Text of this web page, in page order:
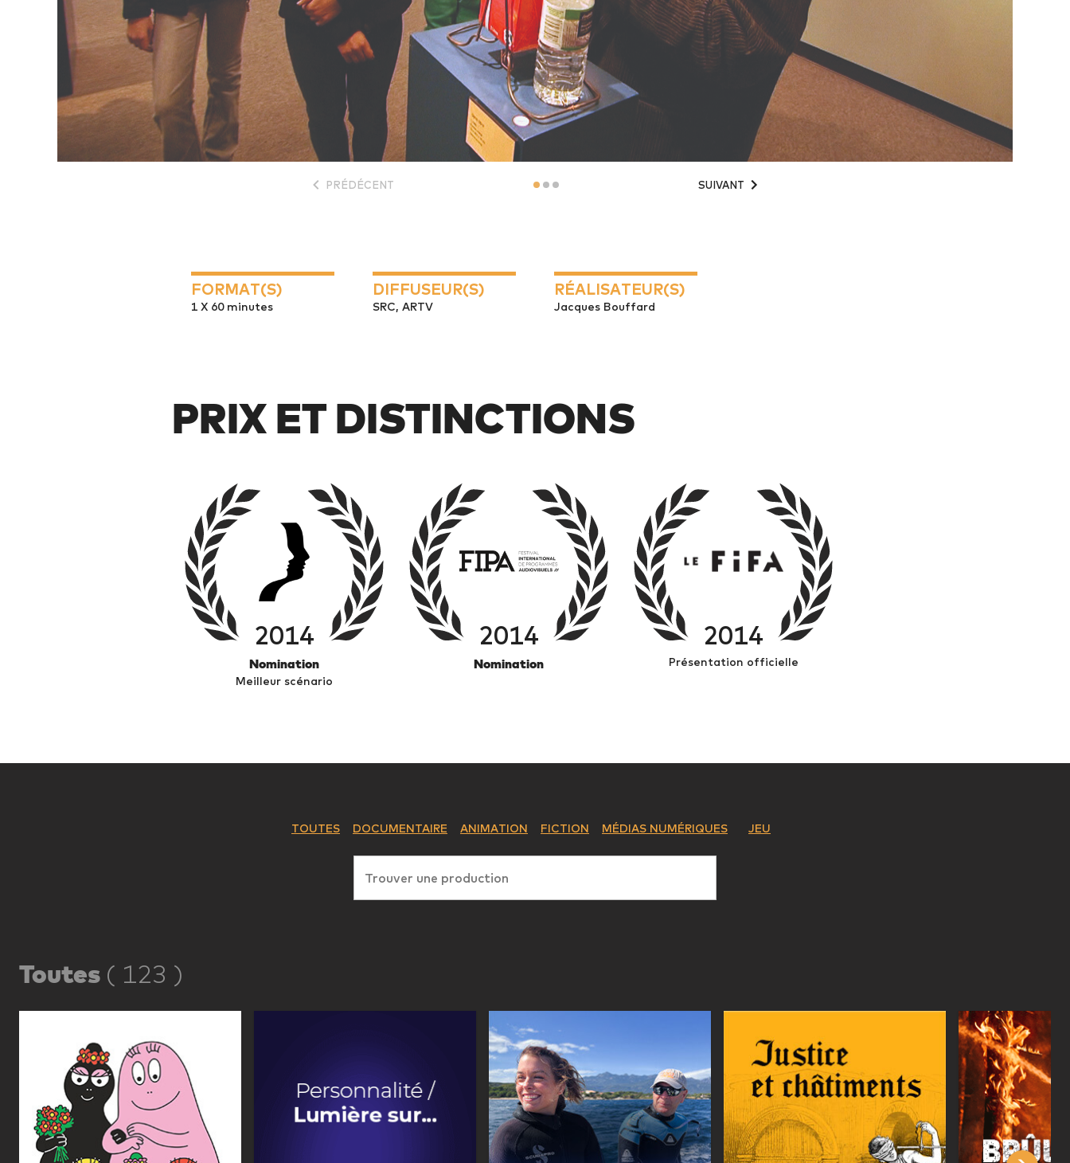
PRÉDÉCENT SUIVANT
FORMAT(S)
1 X 60 minutes
DIFFUSEUR(S)
SRC, ARTV
RÉALISATEUR(S)
Jacques Bouffard
PRIX ET DISTINCTIONS
2014
Nomination
Meilleur scénario
2014
Nomination
2014
Présentation officielle
TOUTES DOCUMENTAIRE ANIMATION FICTION MÉDIAS NUMÉRIQUES JEU
Trouver une production
Toutes ( 123 )